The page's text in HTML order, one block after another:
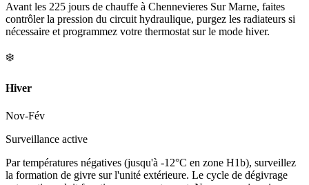
Avant les 225 jours de chauffe à Chennevieres Sur Marne, faites
contrôler la pression du circuit hydraulique, purgez les radiateurs si
nécessaire et programmez votre thermostat sur le mode hiver.
❄️
Hiver
Nov-Fév
Surveillance active
Par températures négatives (jusqu'à -12°C en zone H1b), surveillez
la formation de givre sur l'unité extérieure. Le cycle de dégivrage